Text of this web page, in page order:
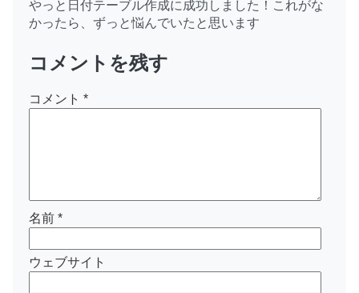
やっと日付テーブル作成に成功しました！これがな
かったら、ずっと悩んでいたと思います
コメントを残す
コメント *
名前 *
ウェブサイト